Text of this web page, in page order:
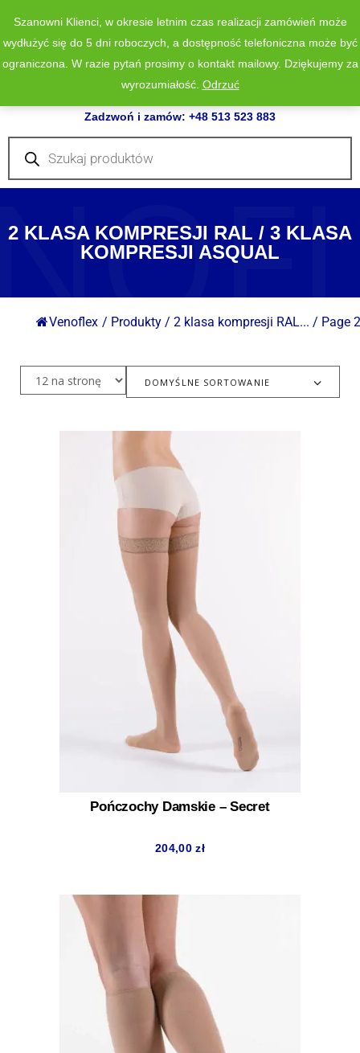
Zadzwoń i zamów: +48 513 523 883
Wyszukiwarka
produktów
2 KLASA KOMPRESJI RAL / 3 KLASA
KOMPRESJI ASQUAL
Venoflex / Produkty / 2 klasa kompresji RAL... / Page 2
DOMYŚLNE SORTOWANIE
Pończochy Damskie – Secret
204,00zł
Szanowni Klienci, w okresie letnim czas realizacji zamówień może
wydłużyć się do 5 dni roboczych, a dostępność telefoniczna może być
ograniczona. W razie pytań prosimy o kontakt mailowy. Dziękujemy za
wyrozumiałość. Odrzuć